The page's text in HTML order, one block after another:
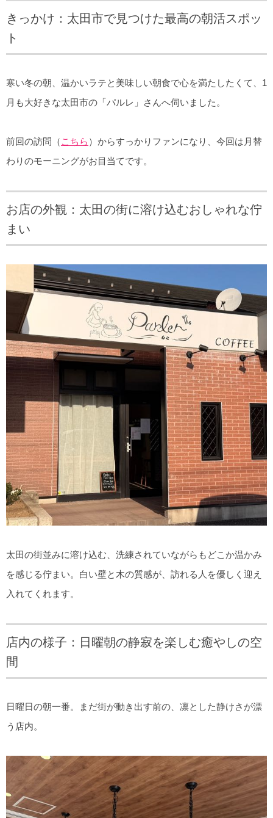
きっかけ：太田市で見つけた最高の朝活スポッ
ト
寒い冬の朝、温かいラテと美味しい朝食で心を満たしたくて、1
月も大好きな太田市の「パルレ」さんへ伺いました。
前回の訪問（ こちら ）からすっかりファンになり、今回は月替
わりのモーニングがお目当てです。
お店の外観：太田の街に溶け込むおしゃれな佇
まい
太田の街並みに溶け込む、洗練されていながらもどこか温かみ
を感じる佇まい。白い壁と木の質感が、訪れる人を優しく迎え
入れてくれます。
店内の様子：日曜朝の静寂を楽しむ癒やしの空
間
日曜日の朝一番。まだ街が動き出す前の、凛とした静けさが漂
う店内。